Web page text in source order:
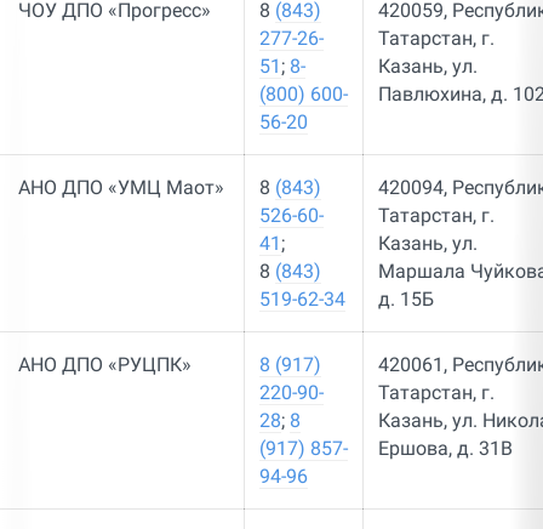
ЧОУ ДПО «Прогресс» 8 (843)
277-26-
51 ; 8-
(800) 600-
56-20
420059,
Татарстан, г.
Казань, ул.
Павлюхина, д.
АНО ДПО «УМЦ Маот» 8 (843)
526-60-
41 ;
8 (843)
519-62-34
420094,
Татарстан, г.
Казань, ул.
Маршала
д. 15Б
АНО ДПО «РУЦПК»
8 (917)
220-90-
28; 8
(917) 857-
94-96
420061,
Татарстан, г.
Казань, ул.
Ершова, д. 31В